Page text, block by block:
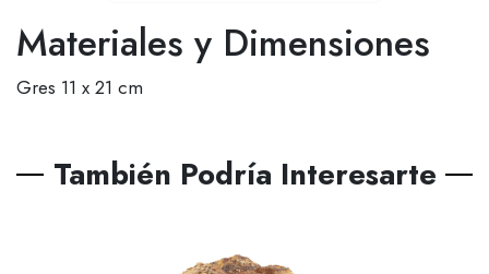
Materiales y Dimensiones
Gres 11 x 21 cm
También Podría Interesarte